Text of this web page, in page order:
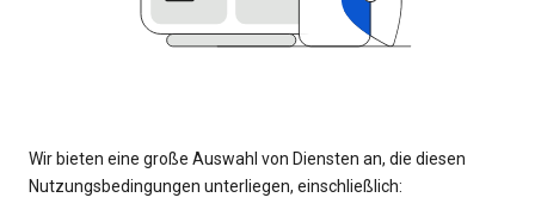
Wir bieten eine große Auswahl von Diensten an, die diesen
Nutzungsbedingungen unterliegen, einschließlich: